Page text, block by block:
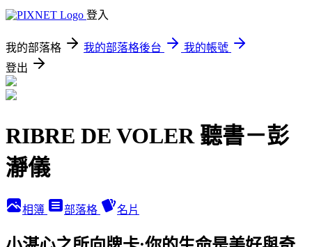
登入
我的部落格 我的部落格後台
我的帳號
登出
RIBRE DE VOLER 聽書－彭
瀞儀
相簿 部落格 名片